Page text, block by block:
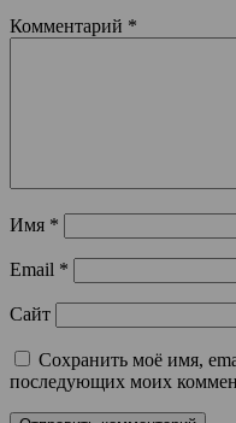
Комментарий *
Имя *
Email *
Сайт
Сохранить моё имя,
последующих моих